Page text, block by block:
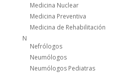
Medicina Nuclear
Medicina Preventiva
Medicina de Rehabilitación
N
Nefrólogos
Neumólogos
Neumólogos Pediatras